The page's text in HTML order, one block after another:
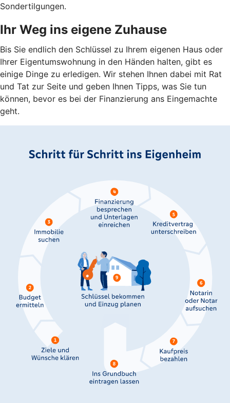
Sondertilgungen.
Ihr Weg ins eigene Zuhause
Bis Sie endlich den Schlüssel zu Ihrem eigenen Haus oder
Ihrer Eigentumswohnung in den Händen halten, gibt es
einige Dinge zu erledigen. Wir stehen Ihnen dabei mit Rat
und Tat zur Seite und geben Ihnen Tipps, was Sie tun
können, bevor es bei der Finanzierung ans Eingemachte
geht.